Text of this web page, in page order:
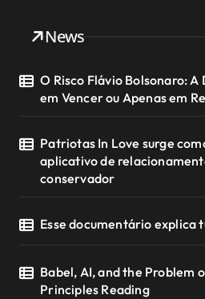
News
O Risco Flávio Bolsonaro:
em Vencer ou Apenas em
Patriotas In Love surge
aplicativo de
conservador
Esse documentário explica
Babel, AI, and the Problem
Principles Reading